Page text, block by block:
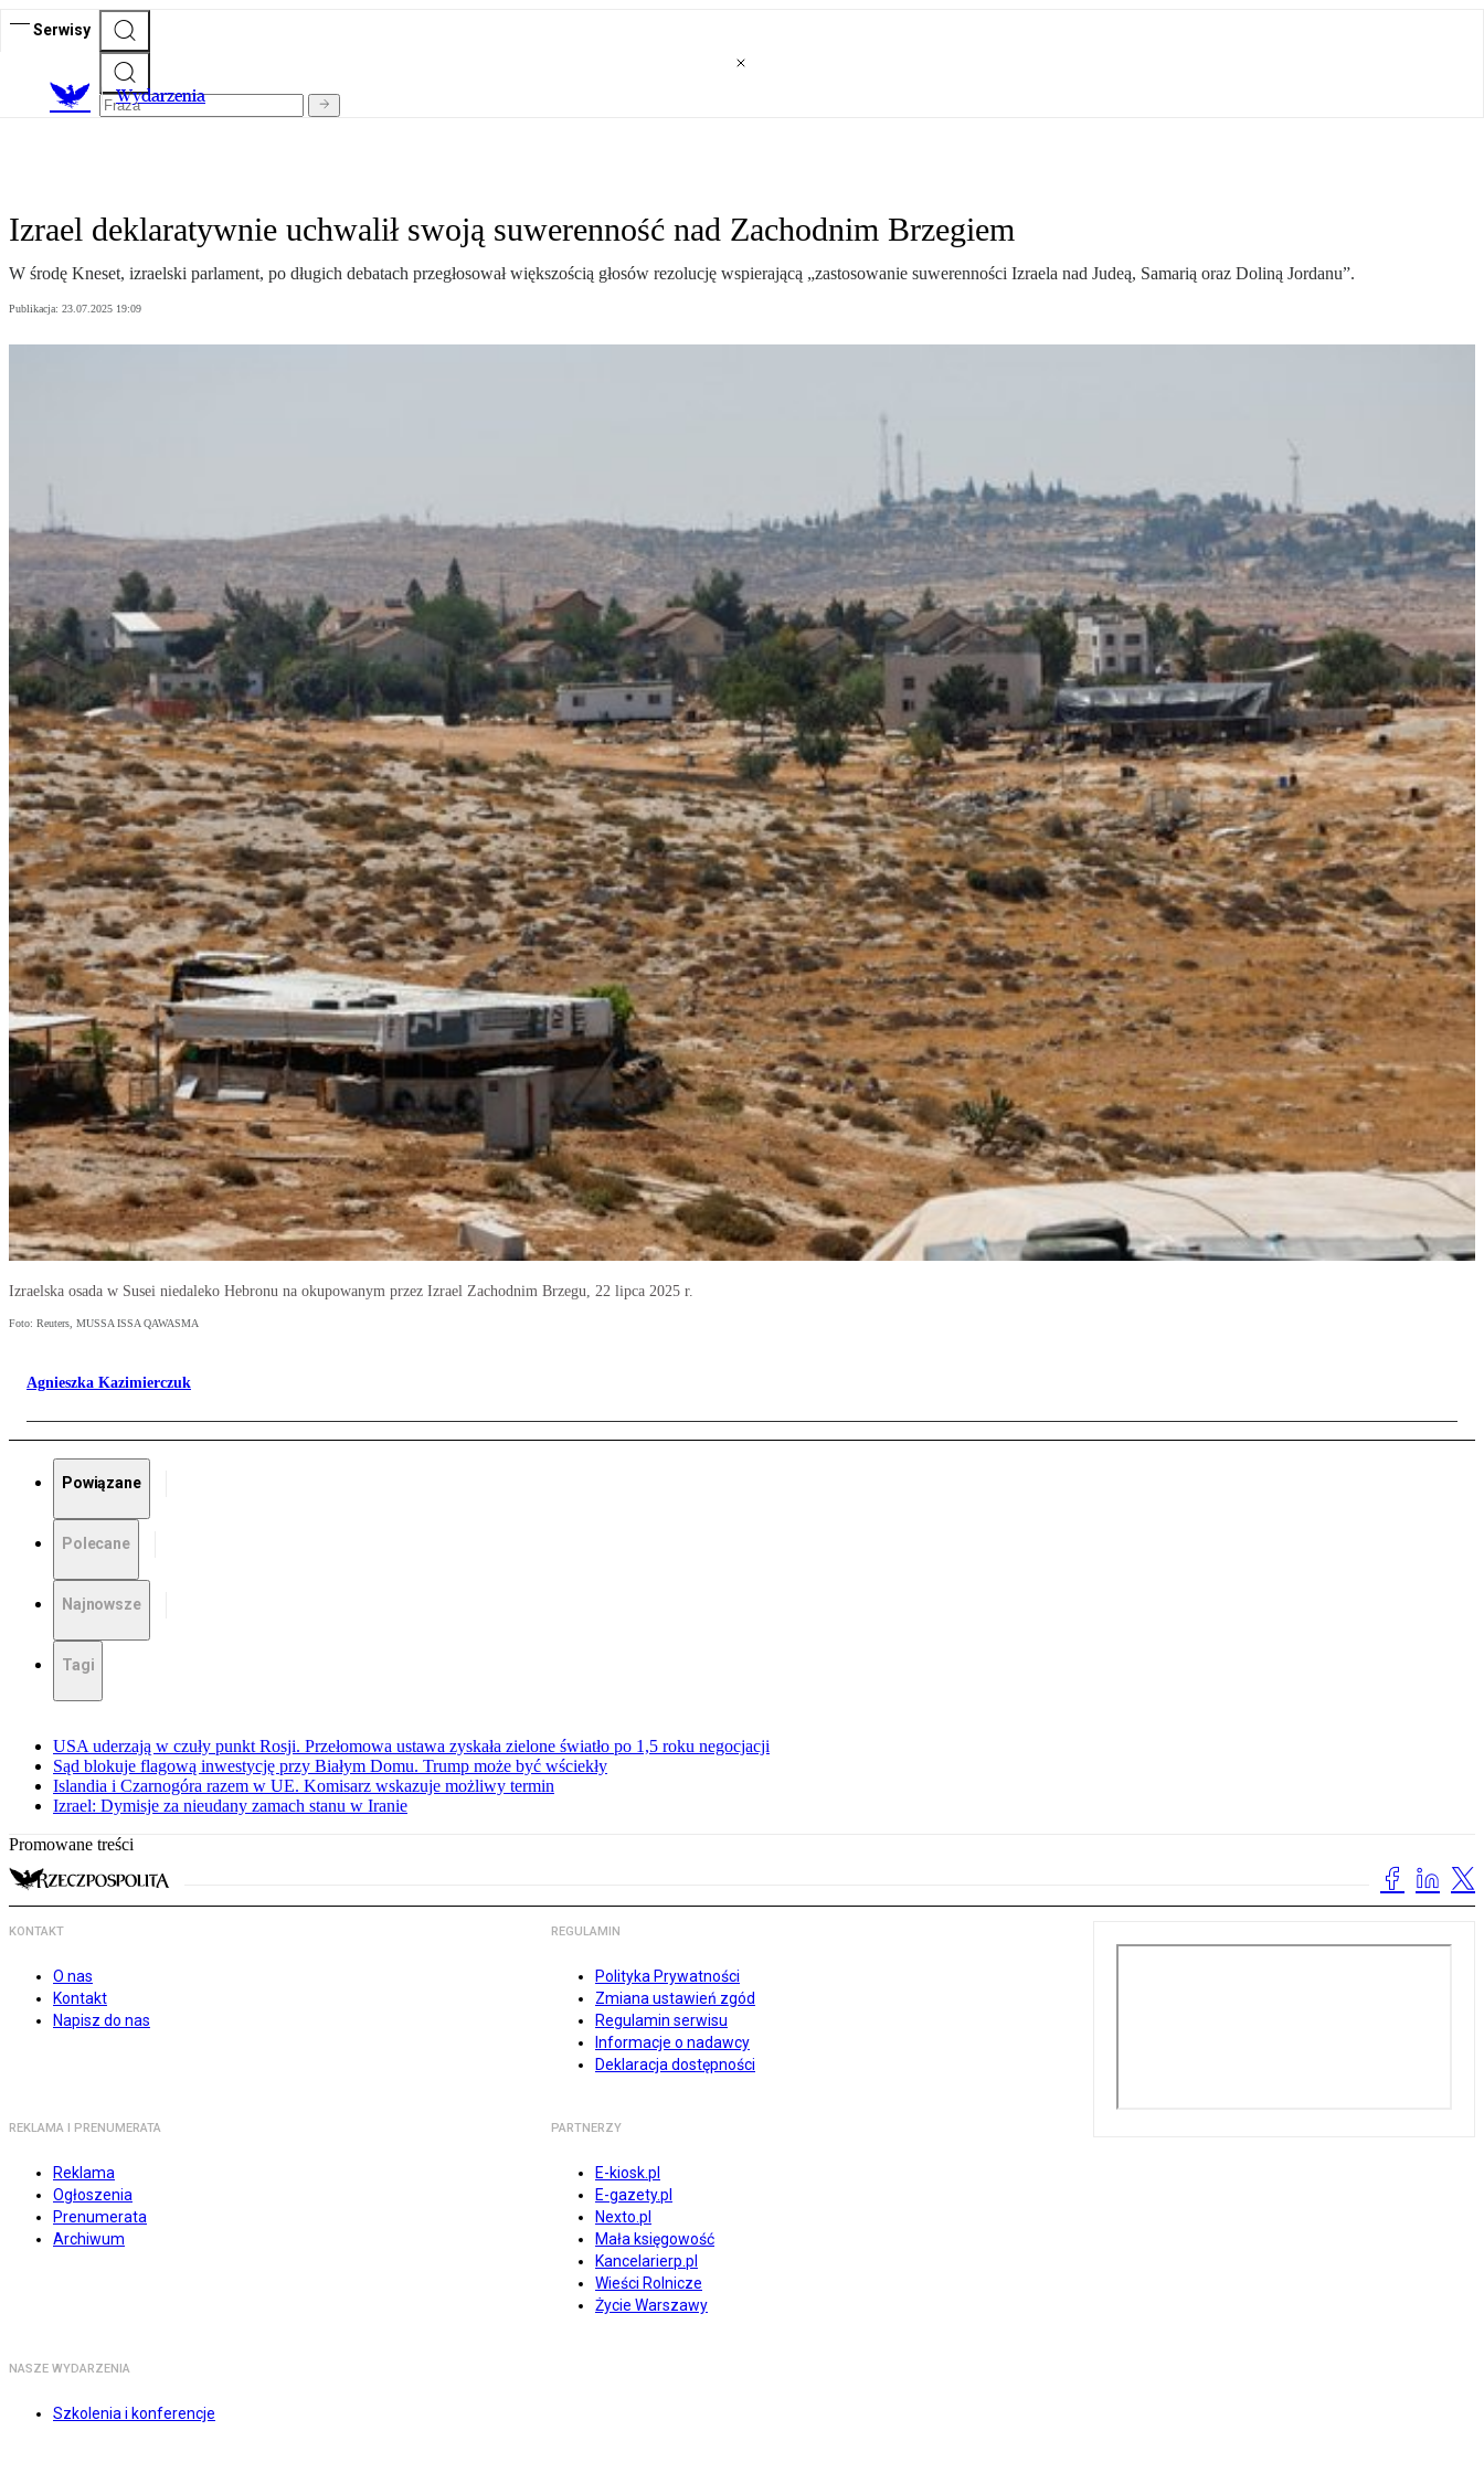
Serwisy
Wydarzenia
Izrael deklaratywnie uchwalił swoją suwerenność nad Zachodnim Brzegiem
W środę Kneset, izraelski parlament, po długich debatach przegłosował większością głosów rezolucję wspierającą „zastosowanie suwerenności Izraela nad Judeą, Samarią oraz Doliną Jordanu”.
Publikacja: 23.07.2025 19:09
Izraelska osada w Susei niedaleko Hebronu na okupowanym przez Izrael Zachodnim Brzegu, 22 lipca 2025 r.
Foto: Reuters, MUSSA ISSA QAWASMA
Agnieszka Kazimierczuk
Powiązane
Polecane
Najnowsze
Tagi
USA uderzają w czuły punkt Rosji. Przełomowa ustawa zyskała zielone światło po 1,5 roku negocjacji
Sąd blokuje flagową inwestycję przy Białym Domu. Trump może być wściekły
Islandia i Czarnogóra razem w UE. Komisarz wskazuje możliwy termin
Izrael: Dymisje za nieudany zamach stanu w Iranie
Promowane treści
KONTAKT
O nas
Kontakt
Napisz do nas
REGULAMIN
Polityka Prywatności
Zmiana ustawień zgód
Regulamin serwisu
Informacje o nadawcy
Deklaracja dostępności
REKLAMA I PRENUMERATA
Reklama
Ogłoszenia
Prenumerata
Archiwum
PARTNERZY
E-kiosk.pl
E-gazety.pl
Nexto.pl
Mała księgowość
Kancelarierp.pl
Wieści Rolnicze
Życie Warszawy
NASZE WYDARZENIA
Szkolenia i konferencje